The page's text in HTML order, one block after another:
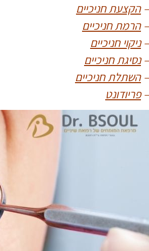
–הקצעת חניכיים
–הרמת חניכיים
–ניקוי חניכיים
–נסיגת חניכיים
–השתלת חניכיים
–פריודונט